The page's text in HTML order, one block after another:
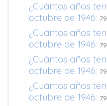
¿Cuántos años
octubre de 1946:
¿Cuántos años
octubre de 1946:
¿Cuántos años
octubre de 1946:
¿Cuántos años
octubre de 1946: